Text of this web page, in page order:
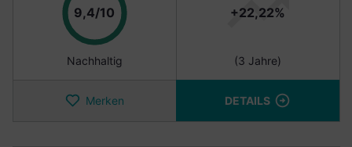
9,4/10 Punkte
Nachhaltig
+22,22%
(3 Jahre)
Merken DETAILS